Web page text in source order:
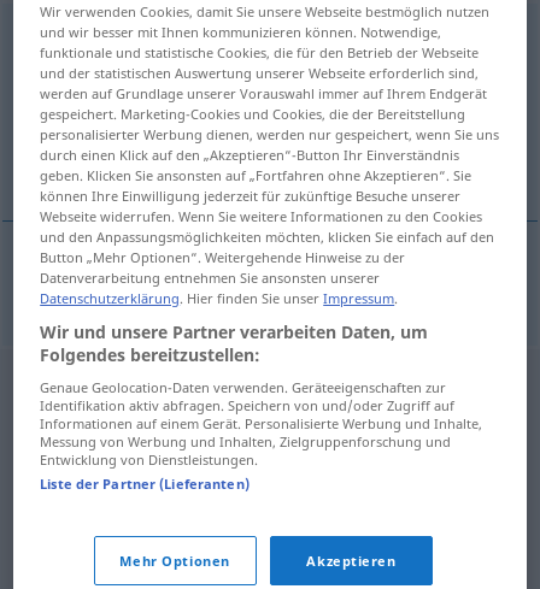
rozlohaf
Übersicht aller Übersetzungen
(Für mehr Details die Übersetzung anklicken/antippen)
Fläche; Flächeninhalt
Fläche; Flächeninhaltm rozloha
Wir verwenden Cookies, damit Sie unsere Webseite bestmöglich nutzen
und wir besser mit Ihnen kommunizieren können. Notwendige,
funktionale und statistische Cookies, die für den Betrieb der Webseite
und der statistischen Auswertung unserer Webseite erforderlich sind,
werden auf Grundlage unserer Vorauswahl immer auf Ihrem Endgerät
gespeichert. Marketing-Cookies und Cookies, die der Bereitstellung
personalisierter Werbung dienen, werden nur gespeichert, wenn Sie uns
durch einen Klick auf den „Akzeptieren“-Button Ihr Einverständnis
geben. Klicken Sie ansonsten auf „Fortfahren ohne Akzeptieren“. Sie
können Ihre Einwilligung jederzeit für zukünftige Besuche unserer
Webseite widerrufen. Wenn Sie weitere Informationen zu den Cookies
und den Anpassungsmöglichkeiten möchten, klicken Sie einfach auf den
Button „Mehr Optionen“. Weitergehende Hinweise zu der
Datenverarbeitung entnehmen Sie ansonsten unserer
Datenschutzerklärung. Hier finden Sie unserImpressum.
Wir und unsere Partner verarbeiten Daten, um
Folgendes bereitzustellen:
Genaue Geolocation-Daten verwenden. Geräteeigenschaften zur
Identifikation aktiv abfragen. Speichern von und/oder Zugriff auf
Informationen auf einem Gerät. Personalisierte Werbung und Inhalte,
Messung von Werbung und Inhalten, Zielgruppenforschung und
Entwicklung von Dienstleistungen.
Liste der Partner (Lieferanten)
Mehr Optionen Akzeptieren